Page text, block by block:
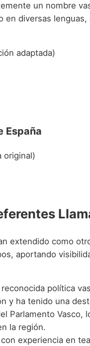
un nombre
en diversas
adaptada)
España
original)
extendido como
aportando
reconocida política
y ha tenido una
Parlamento Vasco,
la región.
experiencia en